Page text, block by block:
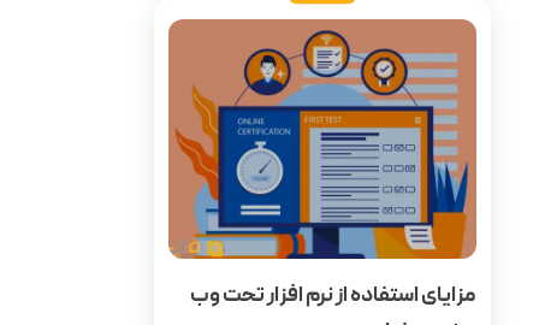
مزایای استفاده از نرم افزار تحت وب